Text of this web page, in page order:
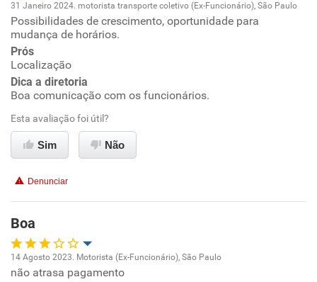
Recomenda a diretoria
Oportunidade de promoção
Ambiente de trabalho
Conciliação com a vida familiar
Benefícios
Recomenda a diretoria
31 Janeiro 2024. motorista transporte coletivo (Ex-Funcionário), São Paulo
Possibilidades de crescimento, oportunidade para
mudança de horários.
Prós
Localização
Dica a diretoria
Boa comunicação com os funcionários.
Esta avaliação foi útil?
Sim Não
Denunciar
Boa
Oportunidade de promoção
14 Agosto 2023. Motorista (Ex-Funcionário), São Paulo
não atrasa pagamento